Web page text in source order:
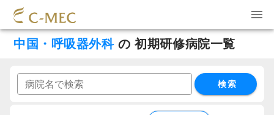
中国・呼吸器外科 の 初期研修病院一覧
検索